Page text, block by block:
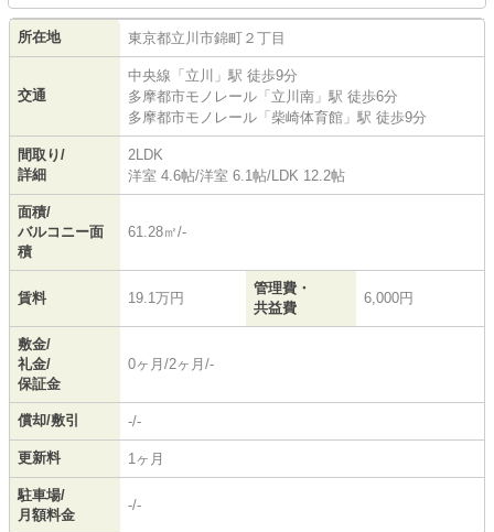
所在地 東京都立川市錦町 ２丁目
交通
中央線 「立川 」駅 徒歩9分
多摩都市モノレール 「立川南 」駅 徒歩6分
多摩都市モノレール 「柴崎体育館 」駅 徒歩9分
間取り/
詳細
2LDK
洋室 4.6帖/洋室 6.1帖/LDK 12.2帖
面積/
バルコニー面
積
61.28㎡/-
賃料 19.1万円
管理費・
共益費
6,000円
敷金/
礼金/
保証金
0ヶ月/2ヶ月/-
償却/敷引 -/-
更新料 1ヶ月
駐車場/
月額料金
-/-